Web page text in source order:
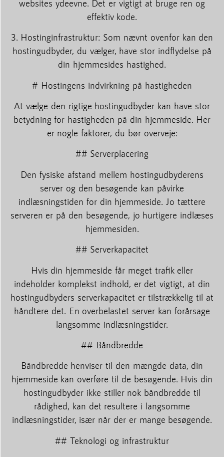
websites ydeevne. Det er vigtigt at bruge ren og
effektiv kode.
3. Hostinginfrastruktur: Som nævnt ovenfor kan den
hostingudbyder, du vælger, have stor indflydelse på
din hjemmesides hastighed.
# Hostingens indvirkning på hastigheden
At vælge den rigtige hostingudbyder kan have stor
betydning for hastigheden på din hjemmeside. Her
er nogle faktorer, du bør overveje:
## Serverplacering
Den fysiske afstand mellem hostingudbyderens
server og den besøgende kan påvirke
indlæsningstiden for din hjemmeside. Jo tættere
serveren er på den besøgende, jo hurtigere indlæses
hjemmesiden.
## Serverkapacitet
Hvis din hjemmeside får meget trafik eller
indeholder komplekst indhold, er det vigtigt, at din
hostingudbyders serverkapacitet er tilstrækkelig til at
håndtere det. En overbelastet server kan forårsage
langsomme indlæsningstider.
## Båndbredde
Båndbredde henviser til den mængde data, din
hjemmeside kan overføre til de besøgende. Hvis din
hostingudbyder ikke stiller nok båndbredde til
rådighed, kan det resultere i langsomme
indlæsningstider, især når der er mange besøgende.
## Teknologi og infrastruktur